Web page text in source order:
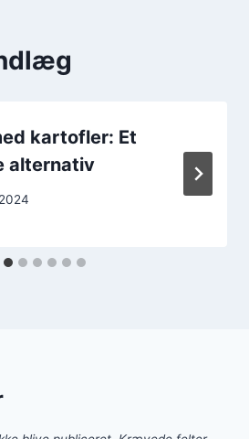
kartofler: Et
alternativ